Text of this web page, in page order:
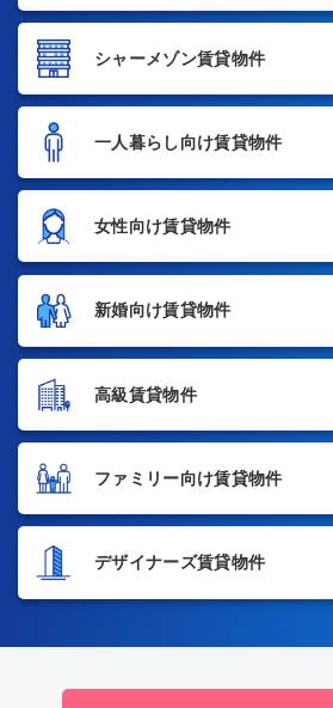
シャーメゾン賃貸物件
一人暮らし向け賃貸物件
女性向け賃貸物件
新婚向け賃貸物件
高級賃貸物件
ファミリー向け賃貸物件
デザイナーズ賃貸物件